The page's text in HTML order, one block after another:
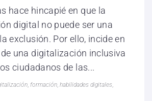
hace hincapié en que la
digital no puede ser una
exclusión. Por ello, incide en
de una digitalización inclusiva
ciudadanos de las...
, formación, habilidades digitales,